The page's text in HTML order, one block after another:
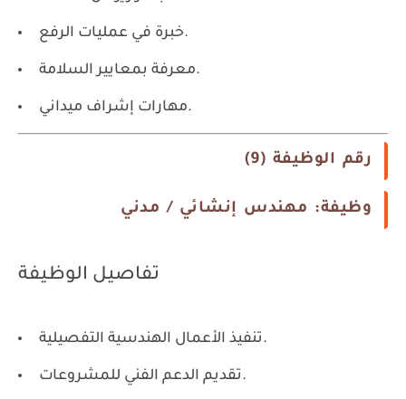
خبرة في عمليات الرفع.
معرفة بمعايير السلامة.
مهارات إشراف ميداني.
رقم الوظيفة (9)
وظيفة: مهندس إنشائي / مدني
تفاصيل الوظيفة
تنفيذ الأعمال الهندسية التفصيلية.
تقديم الدعم الفني للمشروعات.